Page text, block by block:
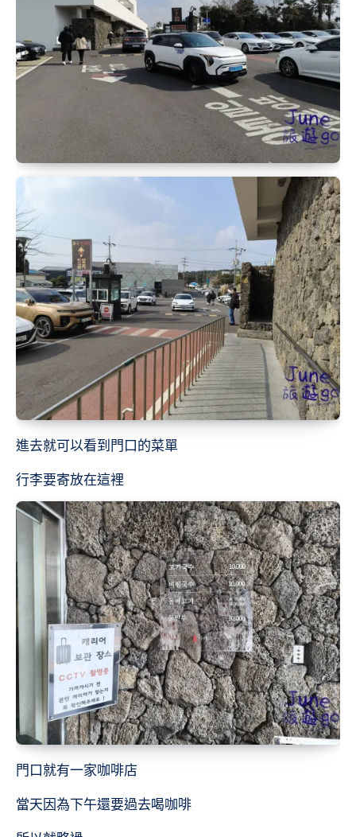
進去就可以看到門口的菜單
行李要寄放在這裡
門口就有一家咖啡店
當天因為下午還要過去喝咖啡